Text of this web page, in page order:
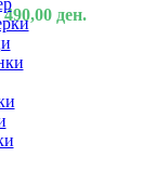
ден.